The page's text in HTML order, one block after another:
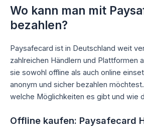
Wo kann man mit
bezahlen?
Paysafecard ist in Deutschland weit
zahlreichen Händlern und Plattformen
sie sowohl offline als auch online
anonym und sicher bezahlen
welche Möglichkeiten es gibt und wie
Offline kaufen: Paysafecard